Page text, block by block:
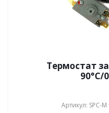
Термостат
90°C/
Артикул: SPC-